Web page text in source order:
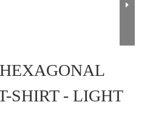
SHIRT - LIGHT